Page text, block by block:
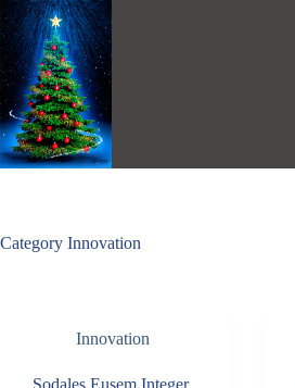
Skip
to
content
Category Innovation
Innovation
Sodales Eusem Integer